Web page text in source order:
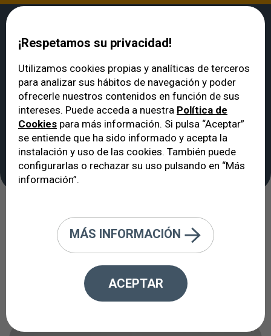
VERTE Enfermedades de los ojos y de la visión
Glaucoma: diagnóstico
y tratamiento en Barcelona
Glaucoma: diagnóstico
y tratamiento en
Barcelona
El peligro de ir perdiendo campo
visual sin ser consciente durante
mucho tiempo: la ceguera
¡Respetamos su privacidad!
Utilizamos cookies propias y analíticas de terceros
para analizar sus hábitos de navegación y poder
ofrecerle nuestros contenidos en función de sus
intereses. Puede acceda a nuestra Política de
Cookies para más información. Si pulsa “Aceptar”
se entiende que ha sido informado y acepta la
instalación y uso de las cookies. También puede
configurarlas o rechazar su uso pulsando en “Más
información”.
MÁS INFORMACIÓN
ACEPTAR